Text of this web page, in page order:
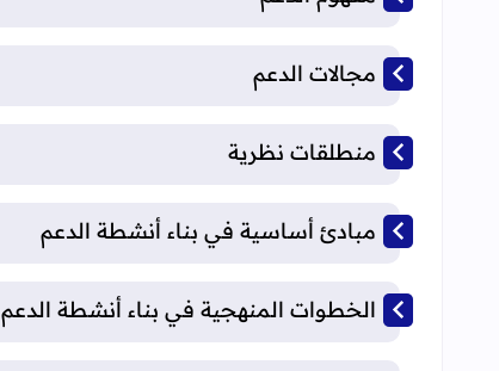
مجالات الدعم
منطلقات نظرية
مبادئ أساسية في بناء أنشطة الدعم
الخطوات المنهجية في بناء أنشطة الدعم